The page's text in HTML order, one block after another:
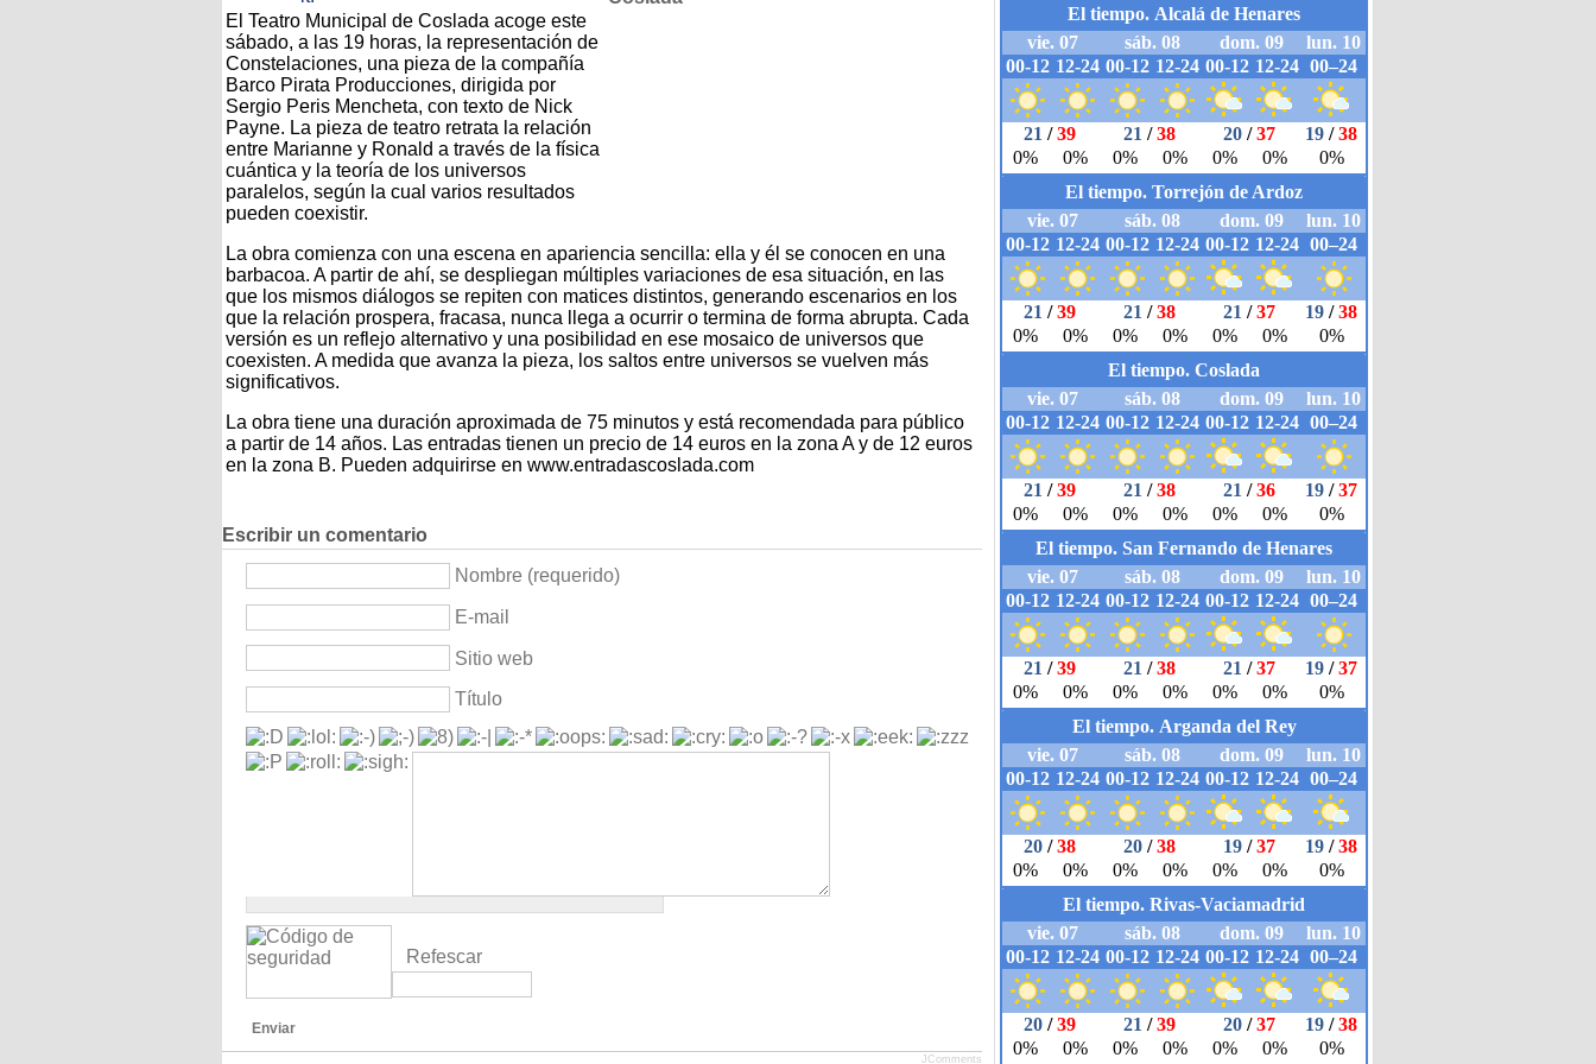
El Teatro Municipal de Coslada acoge este
sábado, a las 19 horas, la representación de
Constelaciones, una pieza de la compañía
Barco Pirata Producciones, dirigida por
Sergio Peris Mencheta, con texto de Nick
Payne. La pieza de teatro retrata la relación
entre Marianne y Ronald a través de la física
cuántica y la teoría de los universos
paralelos, según la cual varios resultados
pueden coexistir.
La obra comienza con una escena en apariencia sencilla: ella y él se conocen en una
barbacoa. A partir de ahí, se despliegan múltiples variaciones de esa situación, en las
que los mismos diálogos se repiten con matices distintos, generando escenarios en los
que la relación prospera, fracasa, nunca llega a ocurrir o termina de forma abrupta. Cada
versión es un reflejo alternativo y una posibilidad en ese mosaico de universos que
coexisten. A medida que avanza la pieza, los saltos entre universos se vuelven más
significativos.
La obra tiene una duración aproximada de 75 minutos y está recomendada para público
a partir de 14 años. Las entradas tienen un precio de 14 euros en la zona A y de 12 euros
en la zona B. Pueden adquirirse en www.entradascoslada.com
Escribir un comentario
Nombre (requerido)
E-mail
Sitio web
Título
Refescar
Enviar
JComments